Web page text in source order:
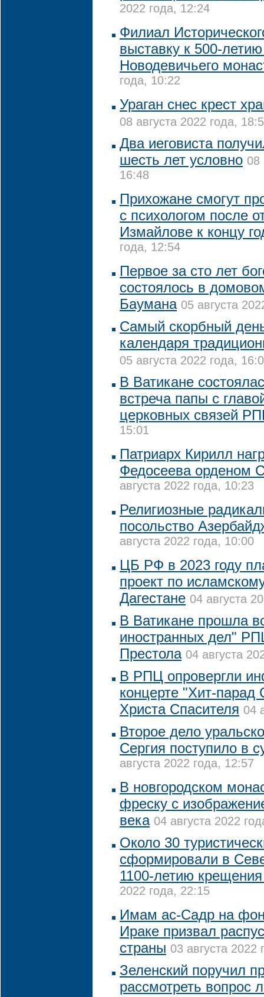
2022 года, 12:24
Филиал
выставку к 500-
Новодевичьего
года, 10:22
Ураган снес крест
08 августа 2022 года,
Два иеговиста
шесть лет условно 08
16:48
Прихожане смогут
с психологом после
Измайлове к концу
года, 12:54
Первое за сто лет
состоялось в
Баумана 05 августа
Самый скорбный
календаря
05 августа 2022 года,
В Ватикане
встреча папы с
церковных связей
15:01
Патриарх Кирилл
Федосеева орденом
августа 2022 года, 10:23
Религиозные
посольство
августа 2022 года, 10:00
ЦБ РФ в 2023 году
проект по
Дагестане 04 августа
В Ватикане прошла
иностранных дел"
Престола 04 августа
В РПЦ опровергли
концерте "Хит-
Христа Спасителя 04
Второе дело
Сергия поступило в
августа 2022 года, 12:57
В новгородском
фреску с
века 04 августа 2022
Около 30
сформировали в
1100-летию
2022 года, 22:15
Имам ас-Садр на
Ираке призвал
страны 03 августа 2022
Зеленский поручил
рассмотреть вопрос